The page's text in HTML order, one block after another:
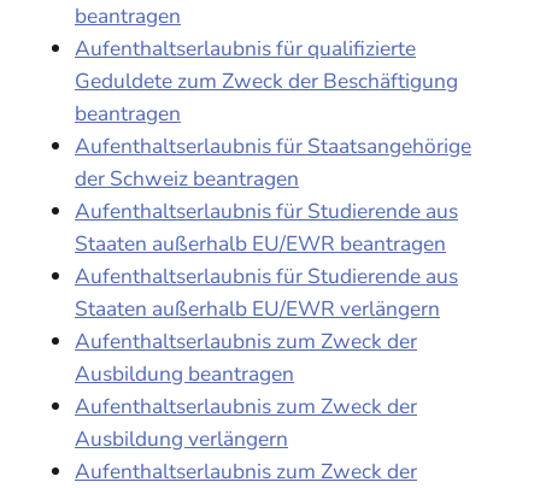
beantragen
Aufenthaltserlaubnis für qualifizierte
Geduldete zum Zweck der Beschäftigung
beantragen
Aufenthaltserlaubnis für Staatsangehörige
der Schweiz beantragen
Aufenthaltserlaubnis für Studierende aus
Staaten außerhalb EU/EWR beantragen
Aufenthaltserlaubnis für Studierende aus
Staaten außerhalb EU/EWR verlängern
Aufenthaltserlaubnis zum Zweck der
Ausbildung beantragen
Aufenthaltserlaubnis zum Zweck der
Ausbildung verlängern
Aufenthaltserlaubnis zum Zweck der